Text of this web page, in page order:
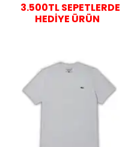
3.500TL SEPETLERDE
HEDİYE ÜRÜN